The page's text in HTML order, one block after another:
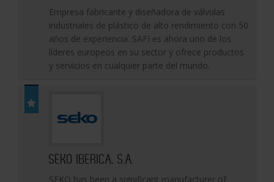
Empresa fabricante y diseñadora de válvulas
industriales de plástico de alto rendimiento con 50
años de experiencia. SAFI es ahora uno de los
líderes europeos en su sector y ofrece productos
y servicios en cualquier parte del mundo.
SEKO IBERICA, S.A.
SEKO has been a significant manufacturer of